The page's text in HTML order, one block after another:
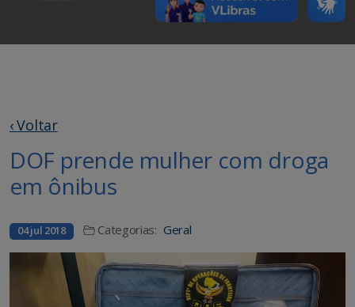
‹ Voltar
DOF prende mulher com droga
em ônibus
04 jul 2018 Categorias: Geral